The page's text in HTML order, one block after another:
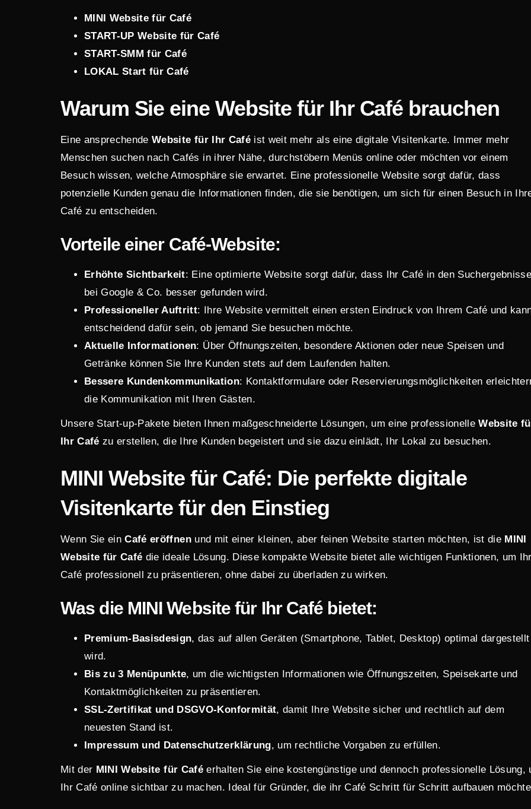
MINI Website für Café
START-UP Website für Café
START-SMM für Café
LOKAL Start für Café
Warum Sie eine Website für Ihr Café brauchen
Eine ansprechendeWebsite für Ihr Caféist weit mehr als eine digitale Visitenkarte. Immer mehr
Menschen suchen nach Cafés in ihrer Nähe, durchstöbern Menüs online oder möchten vor einem
Besuch wissen, welche Atmosphäre sie erwartet. Eine professionelle Website sorgt dafür, dass
potenzielle Kunden genau die Informationen finden, die sie benötigen, um sich für einen Besuch in
Café zu entscheiden.
Vorteile einer Café-Website:
Erhöhte Sichtbarkeit: Eine optimierte Website sorgt dafür, dass Ihr Café in den
bei Google & Co. besser gefunden wird.
Professioneller Auftritt: Ihre Website vermittelt einen ersten Eindruck von Ihrem Café und
entscheidend dafür sein, ob jemand Sie besuchen möchte.
Aktuelle Informationen: Über Öffnungszeiten, besondere Aktionen oder neue Speisen und
Getränke können Sie Ihre Kunden stets auf dem Laufenden halten.
Bessere Kundenkommunikation: Kontaktformulare oder Reservierungsmöglichkeiten
die Kommunikation mit Ihren Gästen.
Unsere Start-up-Pakete bieten Ihnen maßgeschneiderte Lösungen, um eine professionelleWebsite
Ihr Café zu erstellen, die Ihre Kunden begeistert und sie dazu einlädt, Ihr Lokal zu besuchen.
MINI Website für Café: Die perfekte digitale
Visitenkarte für den Einstieg
Wenn Sie einCafé eröffnenund mit einer kleinen, aber feinen Website starten möchten, ist die MINI
Website für Café die ideale Lösung. Diese kompakte Website bietet alle wichtigen Funktionen, um
Café professionell zu präsentieren, ohne dabei zu überladen zu wirken.
Was die MINI Website für Ihr Café bietet:
Premium-Basisdesign, das auf allen Geräten (Smartphone, Tablet, Desktop) optimal dargestellt
wird.
Bis zu 3 Menüpunkte, um die wichtigsten Informationen wie Öffnungszeiten, Speisekarte und
Kontaktmöglichkeiten zu präsentieren.
SSL-Zertifikat und DSGVO-Konformität, damit Ihre Website sicher und rechtlich auf dem
neuesten Stand ist.
Impressum und Datenschutzerklärung, um rechtliche Vorgaben zu erfüllen.
Mit der MINI Website für Caféerhalten Sie eine kostengünstige und dennoch professionelle Lösung,
Ihr Café online sichtbar zu machen. Ideal für Gründer, die ihr Café Schritt für Schritt aufbauen